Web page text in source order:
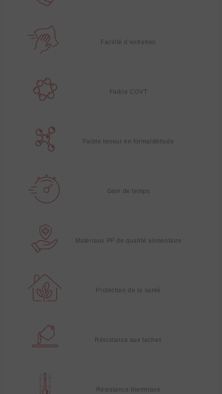
Facilité d’entretien
Faible COVT
Faible teneur en formaldéhyde
Gain de temps
Matériaux PP de qualité alimentaire
Protection de la santé
Résistance aux taches
Résistance thermique